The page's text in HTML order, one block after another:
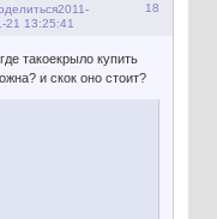
18
2011-
21 13:25:41
такоекрыло купить
и скок оно стоит?